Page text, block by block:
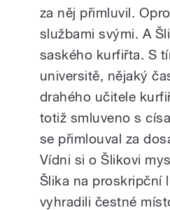
za něj přimluvil.
službami svými. A
saského kurfiřta. S
universitě, nějaký
drahého učitele
totiž smluveno s
se přimlouval za
Vídni si o Šlikovi
Šlika na proskripční
vyhradili čestné